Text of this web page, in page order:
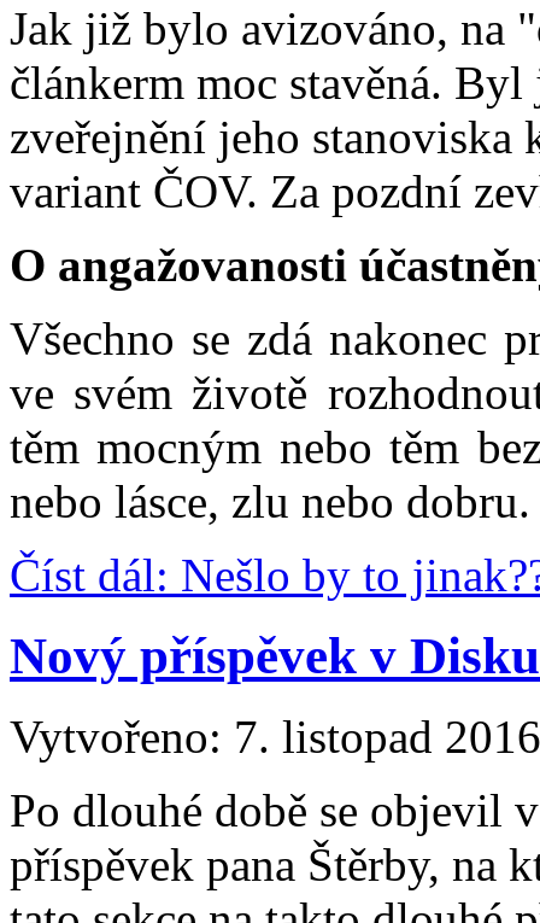
Jak již bylo avizováno, na
článkerm moc stavěná. Byl
zveřejnění jeho
variant ČOV. Za pozdní
O angažovanosti
Všechno se zdá nakonec
ve svém životě
těm mocným nebo těm
nebo lásce, zlu nebo dobru.
Číst dál: Nešlo by to
Nový příspěvek v
Vytvořeno: 7. listopad 2016
Po dlouhé době se objevil
příspěvek pana Štěrby, na